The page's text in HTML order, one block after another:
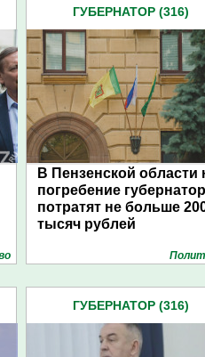
ГУБЕРНАТОР (316)
В Пензенской области
погребение
потратят не больше
тысяч рублей
ГУБЕРНАТОР (316)